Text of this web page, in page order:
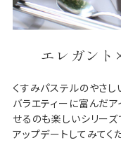
エレガント
くすみパステルのやさし
バラエティーに富んだ
せるのも楽しいシリー
アップデートしてみてく